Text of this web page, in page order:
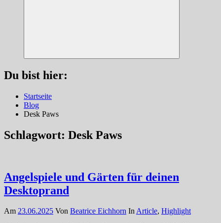
Suchen
Du bist hier:
Startseite
Blog
Desk Paws
Schlagwort: Desk Paws
Angelspiele und Gärten für deinen
Desktoprand
Am 23.06.2025 Von Beatrice Eichhorn InArticle, Highlight